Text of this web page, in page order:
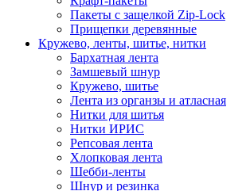
Пакеты с защелкой Zip-Lock
Прищепки деревянные
Кружево, ленты, шитье, нитки
Бархатная лента
Замшевый шнур
Кружево, шитье
Лента из органзы и атласная
Нитки для шитья
Нитки ИРИС
Репсовая лента
Хлопковая лента
Шебби-ленты
Шнур и резинка